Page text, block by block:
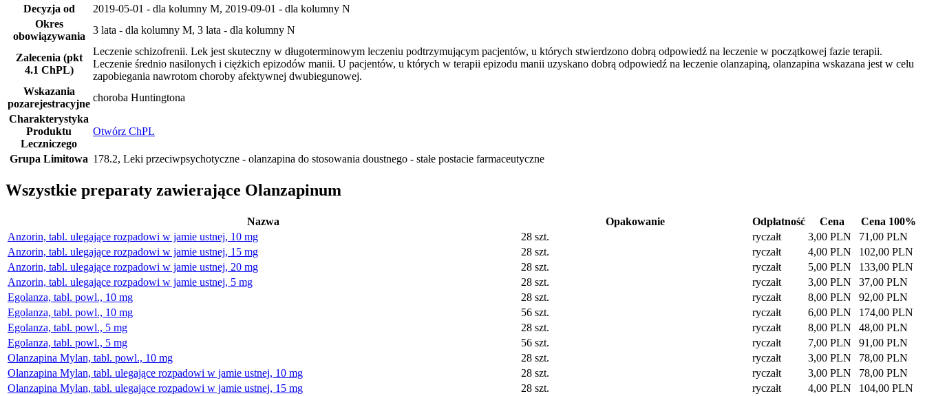
Decyzja od
2019-05-01 - dla kolumny M, 2019-09-01 - dla kolumny N
Okres
obowiązywania
3 lata - dla kolumny M, 3 lata - dla kolumny N
Zalecenia (pkt
4.1 ChPL)
Leczenie schizofrenii. Lek jest skuteczny w długoterminowym leczeniu podtrzymującym pacjentów, u których stwierdzono dobrą odpowiedź na leczenie w początkowej fazie terapii.
Leczenie średnio nasilonych i ciężkich epizodów manii. U pacjentów, u których w terapii epizodu manii uzyskano dobrą odpowiedź na leczenie olanzapiną, olanzapina wskazana jest w celu
zapobiegania nawrotom choroby afektywnej dwubiegunowej.
Wskazania
pozarejestracyjne
choroba Huntingtona
Charakterystyka
Produktu
Leczniczego
Otwórz ChPL
Grupa Limitowa 178.2, Leki przeciwpsychotyczne - olanzapina do stosowania doustnego - stałe postacie farmaceutyczne
Wszystkie preparaty zawierające Olanzapinum
Nazwa Opakowanie Odpłatność Cena
Cena 100%
Anzorin, tabl. ulegające rozpadowi w jamie ustnej, 10 mg
28 szt. ryczałt 3,00 PLN
71,00 PLN
Anzorin, tabl. ulegające rozpadowi w jamie ustnej, 15 mg
28 szt. ryczałt 4,00 PLN
102,00 PLN
Anzorin, tabl. ulegające rozpadowi w jamie ustnej, 20 mg
28 szt. ryczałt 5,00 PLN
133,00 PLN
Anzorin, tabl. ulegające rozpadowi w jamie ustnej, 5 mg
28 szt. ryczałt 3,00 PLN
37,00 PLN
Egolanza, tabl. powl., 10 mg
28 szt. ryczałt 8,00 PLN
92,00 PLN
Egolanza, tabl. powl., 10 mg
56 szt. ryczałt 6,00 PLN
174,00 PLN
Egolanza, tabl. powl., 5 mg
28 szt. ryczałt 8,00 PLN
48,00 PLN
Egolanza, tabl. powl., 5 mg
56 szt. ryczałt 7,00 PLN
91,00 PLN
Olanzapina Mylan, tabl. powl., 10 mg
28 szt. ryczałt 3,00 PLN
78,00 PLN
Olanzapina Mylan, tabl. ulegające rozpadowi w jamie ustnej, 10 mg
28 szt. ryczałt 3,00 PLN
78,00 PLN
Olanzapina Mylan, tabl. ulegające rozpadowi w jamie ustnej, 15 mg
28 szt. ryczałt 4,00 PLN
104,00 PLN